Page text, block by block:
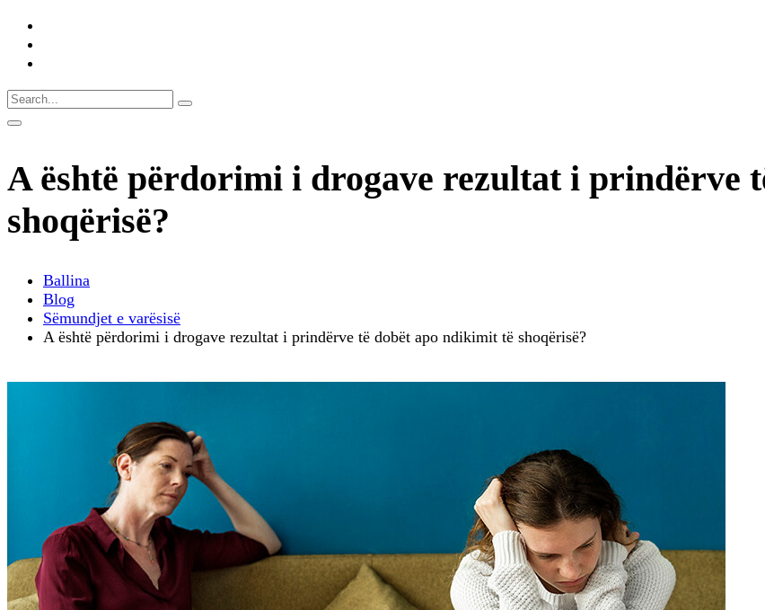
A është përdorimi i drogave rezultat i prindërve
shoqërisë?
Ballina
Blog
Sëmundjet e varësisë
A është përdorimi i drogave rezultat i prindërve të dobët apo ndikimit të shoqërisë?